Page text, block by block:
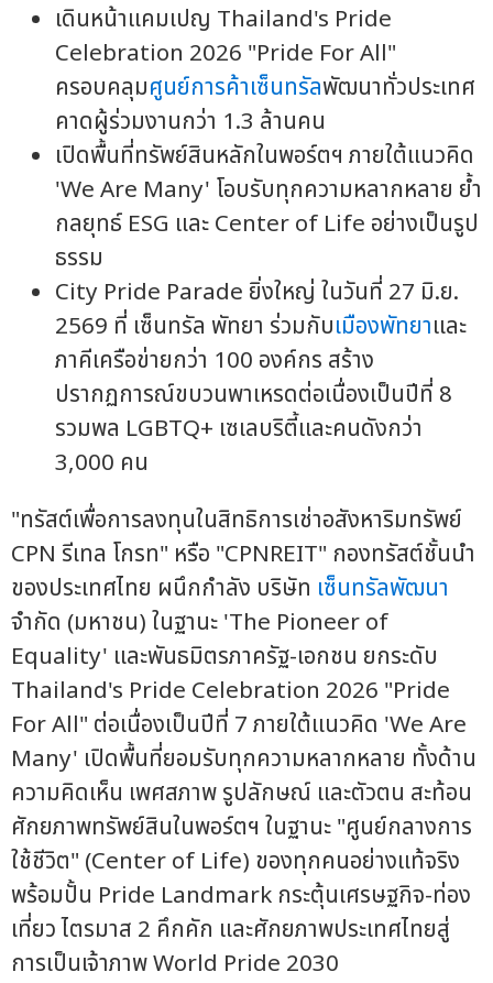
เดินหน้าแคมเปญ Thailand's Pride
Celebration 2026 "Pride For All"
ครอบคลุมศูนย์การค้าเซ็นทรัลพัฒนาทั่วประเทศ
คาดผู้ร่วมงานกว่า 1.3 ล้านคน
เปิดพื้นที่ทรัพย์สินหลักในพอร์ตฯ ภายใต้แนวคิด
'We Are Many' โอบรับทุกความหลากหลาย ย้ำ
กลยุทธ์ ESG และ Center of Life อย่างเป็นรูป
ธรรม
City Pride Parade ยิ่งใหญ่ ในวันที่ 27 มิ.ย.
2569 ที่ เซ็นทรัล พัทยา ร่วมกับเมืองพัทยาและ
ภาคีเครือข่ายกว่า 100 องค์กร สร้าง
ปรากฏการณ์ขบวนพาเหรดต่อเนื่องเป็นปีที่ 8
รวมพล LGBTQ+ เซเลบริตี้และคนดังกว่า
3,000 คน
"ทรัสต์เพื่อการลงทุนในสิทธิการเช่าอสังหาริมทรัพย์
CPN รีเทล โกรท" หรือ "CPNREIT" กองทรัสต์ชั้นนำ
ของประเทศไทย ผนึกกำลัง บริษัท เซ็นทรัลพัฒนา
จำกัด (มหาชน) ในฐานะ 'The Pioneer of
Equality' และพันธมิตรภาครัฐ-เอกชน ยกระดับ
Thailand's Pride Celebration 2026 "Pride
For All" ต่อเนื่องเป็นปีที่ 7 ภายใต้แนวคิด 'We Are
Many' เปิดพื้นที่ยอมรับทุกความหลากหลาย ทั้งด้าน
ความคิดเห็น เพศสภาพ รูปลักษณ์ และตัวตน สะท้อน
ศักยภาพทรัพย์สินในพอร์ตฯ ในฐานะ "ศูนย์กลางการ
ใช้ชีวิต" (Center of Life) ของทุกคนอย่างแท้จริง
พร้อมปั้น Pride Landmark กระตุ้นเศรษฐกิจ-ท่อง
เที่ยว ไตรมาส 2 คึกคัก และศักยภาพประเทศไทยสู่
การเป็นเจ้าภาพ World Pride 2030